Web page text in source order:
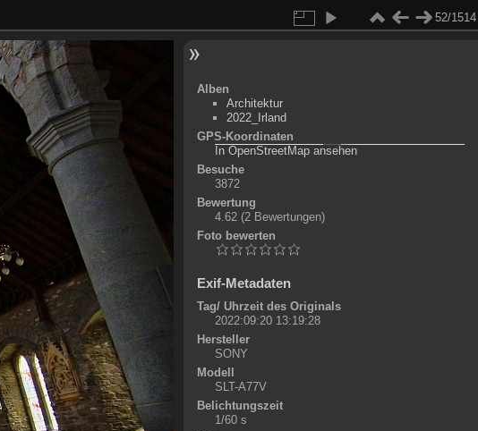
52/1514
Alben
Architektur
2022_Irland
GPS-Koordinaten
+
-
©
In OpenStreetMap ansehen
Besuche
3872
Bewertung
4.62 (2 Bewertungen)
Foto bewerten
Exif-Metadaten
Tag/ Uhrzeit des Originals
2022:09:20 13:19:28
Hersteller
SONY
Modell
SLT-A77V
Belichtungszeit
1/60 s